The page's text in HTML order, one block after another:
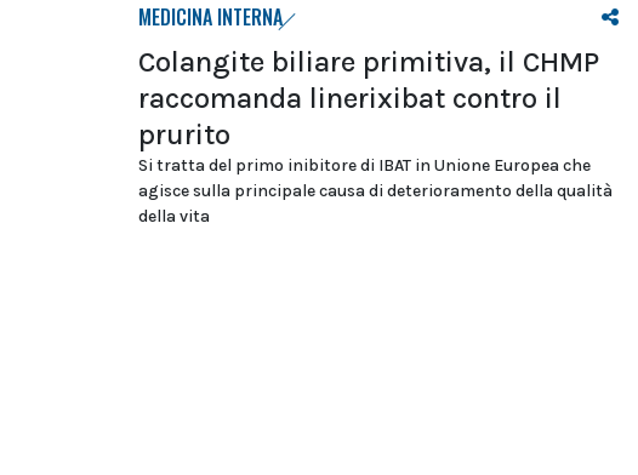
MEDICINA INTERNA
Colangite biliare primitiva, il CHMP
raccomanda linerixibat contro il
prurito
Si tratta del primo inibitore di IBAT in Unione Europea che
agisce sulla principale causa di deterioramento della qualità
della vita